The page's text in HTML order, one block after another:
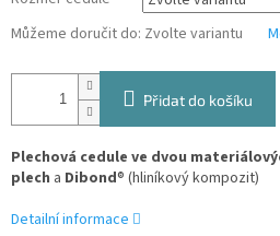
Můžeme doručit do: Zvolte variantu
Přidat do košíku
Plechová cedule ve dvou
plech a Dibond® (hliníkový kompozit)
Detailní informace